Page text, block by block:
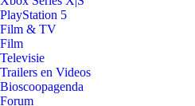
PlayStation 5
Film & TV
Film
Televisie
Trailers en Videos
Bioscoopagenda
Forum